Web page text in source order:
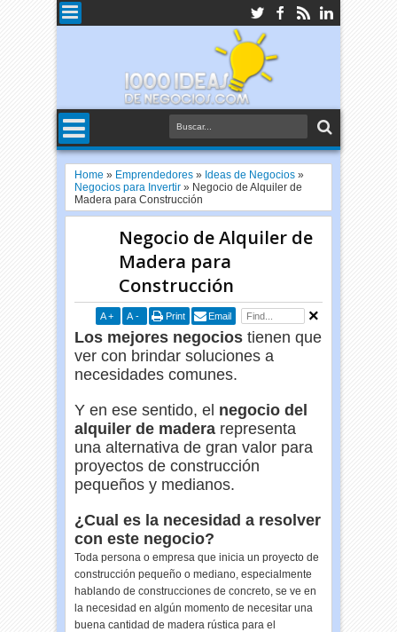
Home » Emprendedores » Ideas de Negocios »
Negocios para Invertir » Negocio de Alquiler de
Madera para Construcción
Negocio de Alquiler de
Madera para
Construcción
A + A - Print Email
Los mejores negocios tienen que
ver con brindar soluciones a
necesidades comunes.
Y en ese sentido, el negocio del
alquiler de madera representa
una alternativa de gran valor para
proyectos de construcción
pequeños y medianos.
¿Cual es la necesidad a resolver
con este negocio?
Toda persona o empresa que inicia un proyecto de
construcción pequeño o mediano, especialmente
hablando de construcciones de concreto, se ve en
la necesidad en algún momento de necesitar una
buena cantidad de madera rústica para el